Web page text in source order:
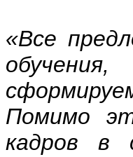
«Все
Помимо
кадров в